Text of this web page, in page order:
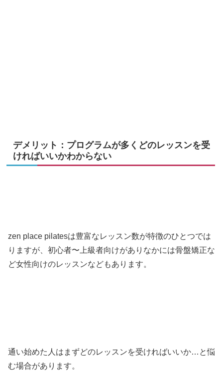
デメリット：プログラムが多くどのレッスンを受
ければいいかわからない
zen place pilatesは豊富なレッスン数が特徴のひとつでは
りますが、初心者〜上級者向けがありなかには骨盤矯正な
ど女性向けのレッスンなどもあります。
通い始めた人はまずどのレッスンを受ければいいか…と悩
む場合があります。